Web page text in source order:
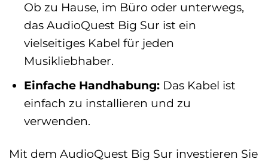
Ob zu Hause, im Büro oder unterwegs,
das AudioQuest Big Sur ist ein
vielseitiges Kabel für jeden
Musikliebhaber.
Einfache Handhabung:Das Kabel ist
einfach zu installieren und zu
verwenden.
Mit dem AudioQuest Big Sur investieren Sie